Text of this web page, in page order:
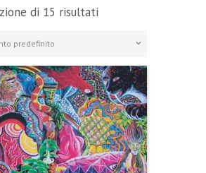
di 15 risultati